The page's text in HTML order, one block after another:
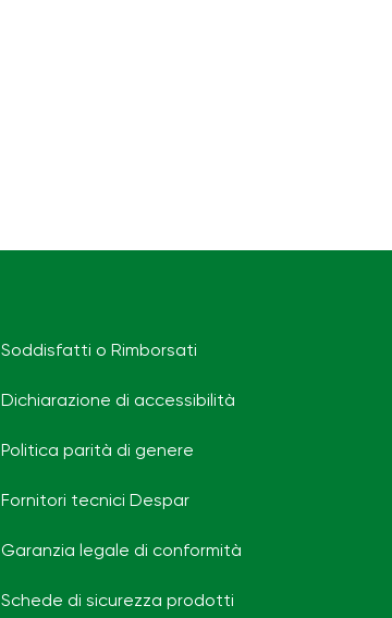
Soddisfatti o Rimborsati
Dichiarazione di accessibilità
Politica parità di genere
Fornitori tecnici Despar
Garanzia legale di conformità
Schede di sicurezza prodotti